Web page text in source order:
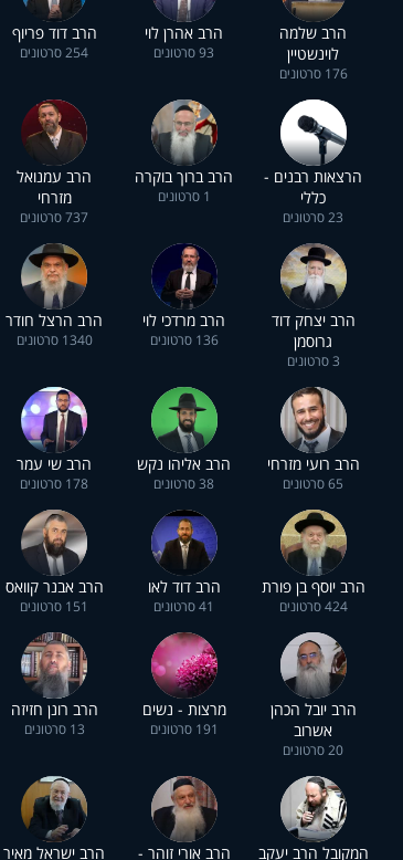
הרב שלמה
לוינשטיין
176 סרטונים
הרב אהרן לוי
93 סרטונים
הרב דוד פריוף
254 סרטונים
הרצאות רבנים -
כללי
23 סרטונים
הרב ברוך בוקרה
1 סרטונים
הרב עמנואל
מזרחי
737 סרטונים
הרב יצחק דוד
גרוסמן
3 סרטונים
הרב מרדכי לוי
136 סרטונים
הרב הרצל חודר
1340 סרטונים
הרב רועי מזרחי
65 סרטונים
הרב אליהו נקש
38 סרטונים
הרב שי עמר
178 סרטונים
הרב יוסף בן פורת
424 סרטונים
הרב דוד לאו
41 סרטונים
הרב אבנר קוואס
151 סרטונים
הרב יובל הכהן
אשרוב
20 סרטונים
מרצות - נשים
191 סרטונים
הרב רונן חזיזה
13 סרטונים
המקובל הרב יעקב
הרב אורי זוהר -
הרב ישראל מאיר